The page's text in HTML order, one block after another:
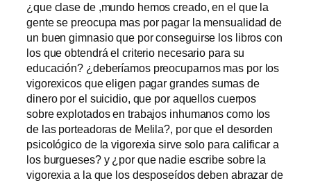
¿que clase de ,mundo hemos creado, en el que la
gente se preocupa mas por pagar la mensualidad de
un buen gimnasio que por conseguirse los libros con
los que obtendrá el criterio necesario para su
educación? ¿deberíamos preocuparnos mas por los
vigorexicos que eligen pagar grandes sumas de
dinero por el suicidio, que por aquellos cuerpos
sobre explotados en trabajos inhumanos como los
de las porteadoras de Melila?, por que el desorden
psicológico de la vigorexia sirve solo para calificar a
los burgueses? y ¿por que nadie escribe sobre la
vigorexia a la que los desposeídos deben abrazar de